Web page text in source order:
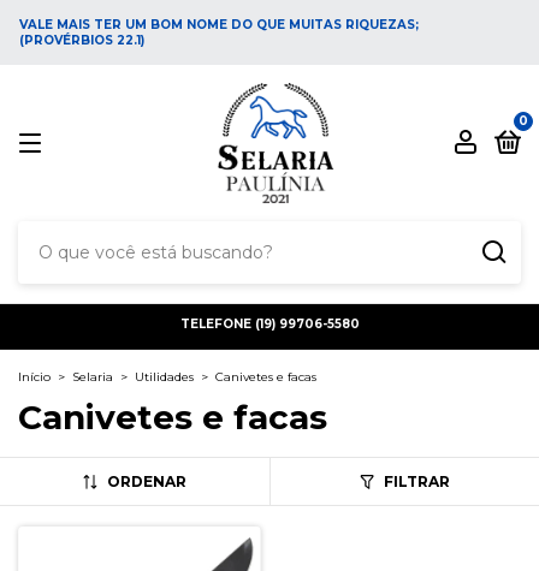
VALE MAIS TER UM BOM NOME DO QUE MUITAS RIQUEZAS;
(PROVÉRBIOS 22.1)
0
TELEFONE (19) 99706-5580
Início > Selaria > Utilidades > Canivetes e facas
Canivetes e facas
ORDENAR FILTRAR